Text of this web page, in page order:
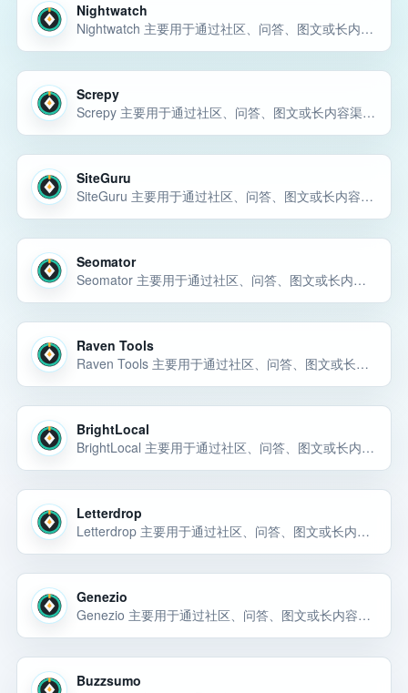
Nightwatch
Nightwatch 主要用于通过社区、问答、图文或长内容渠道获取自然曝光和早期用户反馈。Nightwatch 主要用于通过社区、问答、图文或长内容渠道获取自然曝光和早期用户反馈。Nightwatch 主要用于通过社区、问答、图… 选择前重点看价格、上手门槛、风险和替代方案。
Screpy
Screpy 主要用于通过社区、问答、图文或长内容渠道获取自然曝光和早期用户反馈。Screpy 主要用于通过社区、问答、图文或长内容渠道获取自然曝光和早期用户反馈。Screpy 主要用于通过社区、问答、图文或长内容渠道获… 选择前重点看价格、上手门槛、风险和替代方案。
SiteGuru
SiteGuru 主要用于通过社区、问答、图文或长内容渠道获取自然曝光和早期用户反馈。SiteGuru 主要用于通过社区、问答、图文或长内容渠道获取自然曝光和早期用户反馈。SiteGuru 主要用于通过社区、问答、图文或长内… 选择前重点看价格、上手门槛、风险和替代方案。
Seomator
Seomator 主要用于通过社区、问答、图文或长内容渠道获取自然曝光和早期用户反馈。Seomator 主要用于通过社区、问答、图文或长内容渠道获取自然曝光和早期用户反馈。Seomator 主要用于通过社区、问答、图文或长内… 选择前重点看价格、上手门槛、风险和替代方案。
Raven Tools
Raven Tools 主要用于通过社区、问答、图文或长内容渠道获取自然曝光和早期用户反馈。Raven Tools 主要用于通过社区、问答、图文或长内容渠道获取自然曝光和早期用户反馈。Raven Tools 主要用于通过社区、问答… 选择前重点看价格、上手门槛、风险和替代方案。
BrightLocal
BrightLocal 主要用于通过社区、问答、图文或长内容渠道获取自然曝光和早期用户反馈。BrightLocal 主要用于通过社区、问答、图文或长内容渠道获取自然曝光和早期用户反馈。BrightLocal 主要用于通过社区、问答… 选择前重点看价格、上手门槛、风险和替代方案。
Letterdrop
Letterdrop 主要用于通过社区、问答、图文或长内容渠道获取自然曝光和早期用户反馈。Letterdrop 主要用于通过社区、问答、图文或长内容渠道获取自然曝光和早期用户反馈。Letterdrop 主要用于通过社区、问答、图… 选择前重点看价格、上手门槛、风险和替代方案。
Genezio
Genezio 主要用于通过社区、问答、图文或长内容渠道获取自然曝光和早期用户反馈。Genezio 主要用于通过社区、问答、图文或长内容渠道获取自然曝光和早期用户反馈。Genezio 主要用于通过社区、问答、图文或长内容渠… 选择前重点看价格、上手门槛、风险和替代方案。
Buzzsumo